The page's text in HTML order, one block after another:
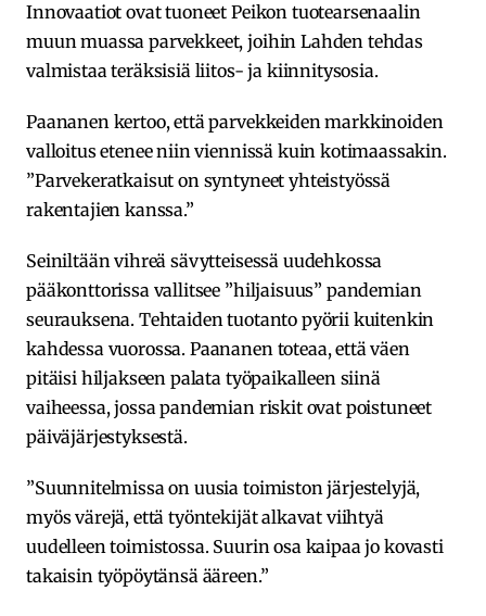
Innovaatiot ovat tuoneet Peikon tuotearsenaalin
muun muassa parvekkeet, joihin Lahden tehdas
valmistaa teräksisiä liitos- ja kiinnitysosia.
Paananen kertoo, että parvekkeiden markkinoiden
valloitus etenee niin viennissä kuin kotimaassakin.
”Parvekeratkaisut on syntyneet yhteistyössä
rakentajien kanssa.”
Seiniltään vihreä sävytteisessä uudehkossa
pääkonttorissa vallitsee ”hiljaisuus” pandemian
seurauksena. Tehtaiden tuotanto pyörii kuitenkin
kahdessa vuorossa. Paananen toteaa, että väen
pitäisi hiljakseen palata työpaikalleen siinä
vaiheessa, jossa pandemian riskit ovat poistuneet
päiväjärjestyksestä.
”Suunnitelmissa on uusia toimiston järjestelyjä,
myös värejä, että työntekijät alkavat viihtyä
uudelleen toimistossa. Suurin osa kaipaa jo kovasti
takaisin työpöytänsä ääreen.”